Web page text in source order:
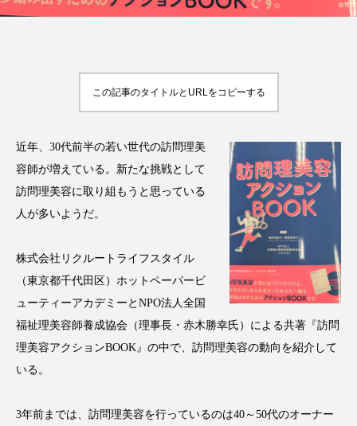
アスレジャーコスメ アレルギー アロマ
ウェルネス
ウェルビーイング エイジングケア
オゾン
カウンセラー カウンセリング
クルエルティフリー クレンジング
この記事のタイトルとURLをコピーする
近年、30代前半の若い世代の訪問理美
容師が増えている。新たな挑戦として
訪問理美容に取り組もうと思っている
人が多いようだ。
株式会社リクルートライフスタイル
（東京都千代田区）ホットペーパービ
ューティーアカデミーとNPO法人全国
福祉理美容師養成協会（理事長・赤木勝幸氏）による共著『訪問
理美容アクションBOOK』の中で、訪問理美容の動向を紹介して
いる。
3年前までは、訪問理美容を行っているのは40～50代のオーナー